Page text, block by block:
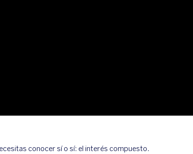
conocer sí o sí: el interés compuesto.